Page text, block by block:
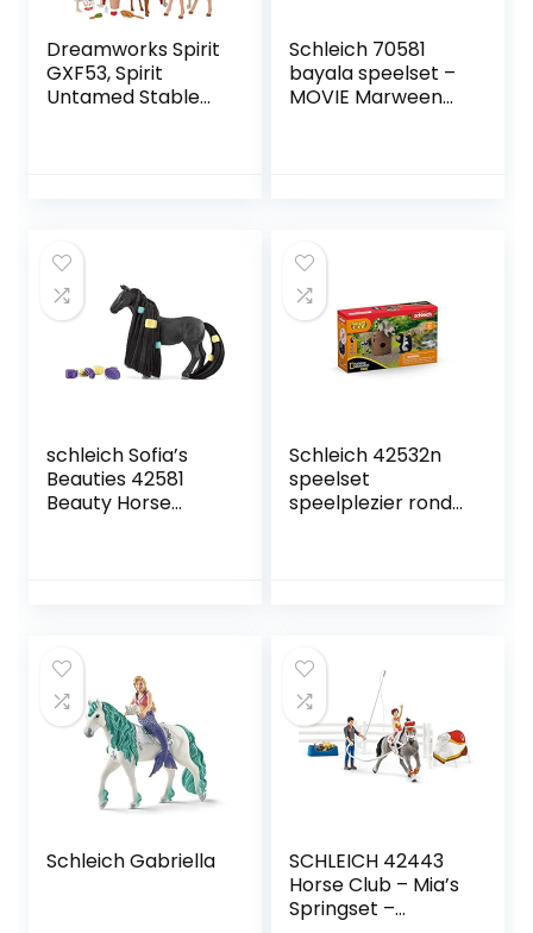
Dreamworks Spirit
GXF53, Spirit
Untamed Stable
voeren, geweldig
cadeau voor
kinderen van 3 jaar
en ouder
Schleich 70581
bayala speelset –
MOVIE Marween
schleich Sofia’s
Beauties 42581
Beauty Horse
Schleich 42532n
speelset
speelplezier rond
Schleich Gabriella
SCHLEICH 42443
Horse Club – Mia’s
Springset –